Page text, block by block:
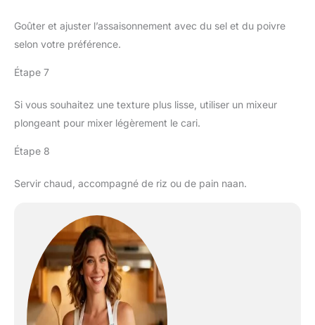
Goûter et ajuster l’assaisonnement avec du sel et du poivre
selon votre préférence.
Étape 7
Si vous souhaitez une texture plus lisse, utiliser un mixeur
plongeant pour mixer légèrement le cari.
Étape 8
Servir chaud, accompagné de riz ou de pain naan.